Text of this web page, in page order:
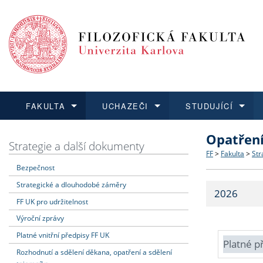
FAKULTA
Dozvědět se více
Struktura
Strategie
Fakultní
UCHAZEČI
Podat přihlášku
Co
Učitelské
STUDUJÍCÍ
Dozvědět se více
Dozvědět se více
O vědě a
Dozvědět se více
Aktuální
Strategie a další dokumenty
Bezpečnost
Strategické a dlouhodobé záměry
FF UK pro udržitelnost
Výroční zprávy
Platné vnitřní předpisy FF UK
Rozhodnutí a sdělení děkana, opatření a sdělení
FF > Fakulta >
2026
Platné